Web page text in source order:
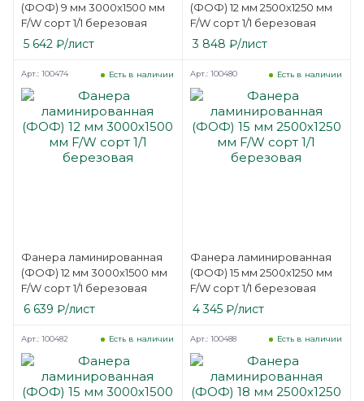
(ФОФ) 9 мм 3000х1500 мм
F/W сорт 1/1 березовая
5 642 ₽/лист
(ФОФ) 12 мм 2500х1250 мм
F/W сорт 1/1 березовая
3 848 ₽/лист
Фанера ламинированная
(ФОФ) 12 мм 3000х1500 мм
F/W сорт 1/1 березовая
Есть в наличии
Арт.: 100474
6 639 ₽/лист
Фанера ламинированная
(ФОФ) 15 мм 2500х1250 мм
F/W сорт 1/1 березовая
Есть в наличии
Арт.: 100480
4 345₽/лист
Есть в наличии
Арт.: 100482 Есть в наличии
Арт.: 100488